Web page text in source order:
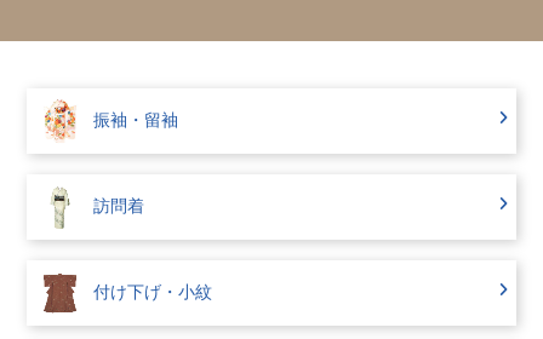
振袖・留袖
訪問着
付け下げ・小紋